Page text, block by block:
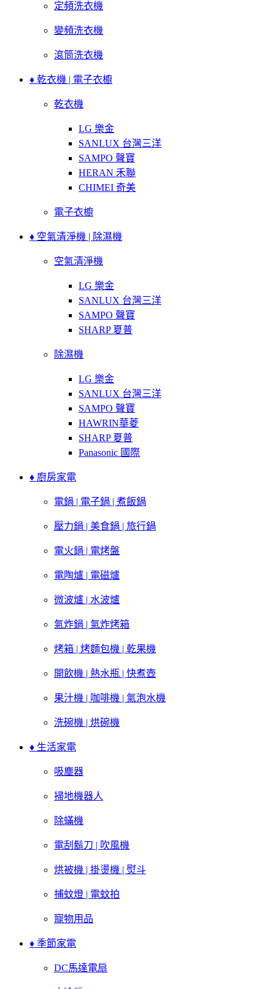
定頻洗衣機
變頻洗衣機
滾筒洗衣機
♦ 乾衣機 | 電子衣櫥
乾衣機
LG 樂金
SANLUX 台灣三洋
SAMPO 聲寶
HERAN 禾聯
CHIMEI 奇美
電子衣櫥
♦ 空氣清淨機 | 除濕機
空氣清淨機
LG 樂金
SANLUX 台灣三洋
SAMPO 聲寶
SHARP 夏普
除濕機
LG 樂金
SANLUX 台灣三洋
SAMPO 聲寶
HAWRIN華菱
SHARP 夏普
Panasonic 國際
♦ 廚房家電
電鍋 | 電子鍋 | 煮飯鍋
壓力鍋 | 美食鍋 | 旅行鍋
電火鍋 | 電烤盤
電陶爐 | 電磁爐
微波爐 | 水波爐
氣炸鍋 | 氣炸烤箱
烤箱 | 烤麵包機 | 乾果機
開飲機 | 熱水瓶 | 快煮壺
果汁機 | 咖啡機 | 氣泡水機
洗碗機 | 烘碗機
♦ 生活家電
吸塵器
掃地機器人
除蟎機
電刮鬍刀 | 吹風機
烘被機 | 掛燙機 | 熨斗
捕蚊燈 | 電蚊拍
寵物用品
♦ 季節家電
DC馬達電扇